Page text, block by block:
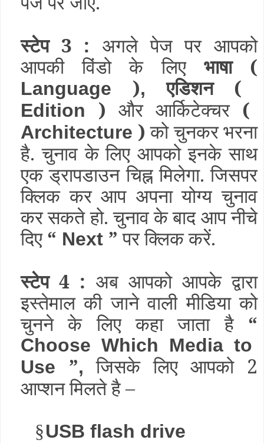
स्टेप 3 : अगले पेज पर आपको
आपकी विंडो के लिए भाषा (
Language ), एडिशन (
Edition ) और आर्किटेक्चर(
Architecture )को चुनकर भरना
है. चुनाव के लिए आपको इनके साथ
एक ड्रापडाउन चिह्न मिलेगा. जिसपर
क्लिक कर आप अपना योग्य चुनाव
कर सकते हो. चुनाव के बाद आप नीचे
दिए“ Next ” पर क्लिक करें.
स्टेप 4 : अब आपको आपके द्वारा
इस्तेमाल की जाने वाली मीडिया को
चुनने के लिए कहा जाता है “
Choose Which Media to
Use ”,
जिसके लिए आपको 2
आप्शन मिलते है –
§USB flash drive